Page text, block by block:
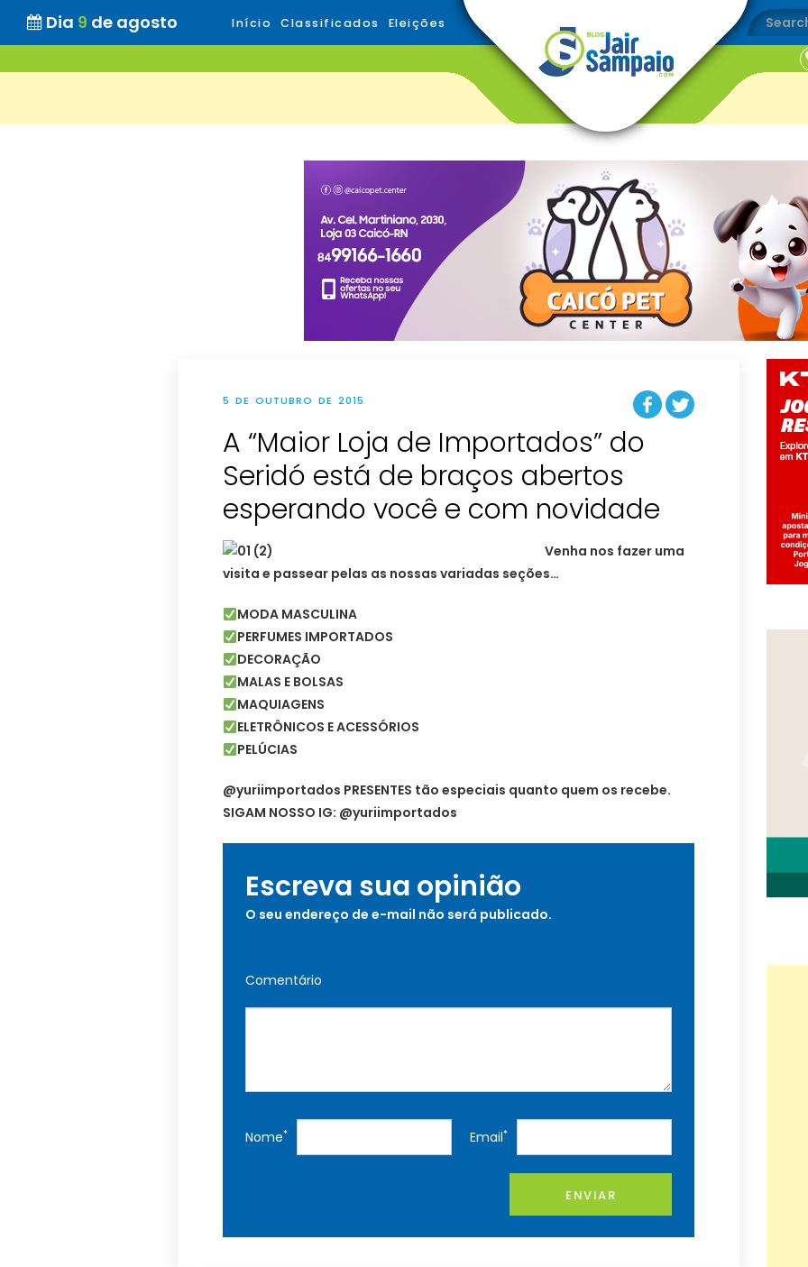
Dia 9 de agosto Início Classificados Eleições
5 DE OUTUBRO DE 2015
A “Maior Loja de Importados” do
Seridó está de braços abertos
esperando você e com novidade
Venha nos fazer uma
visita e passear pelas as nossas variadas seções…
MODA MASCULINA
PERFUMES IMPORTADOS
DECORAÇÃO
MALAS E BOLSAS
MAQUIAGENS
ELETRÔNICOS E ACESSÓRIOS
PELÚCIAS
@yuriimportados PRESENTES tão especiais quanto quem os recebe.
SIGAM NOSSO IG: @yuriimportados
Escreva sua opinião
O seu endereço de e-mail não será publicado.
Comentário
Nome* Email*
ENVIAR